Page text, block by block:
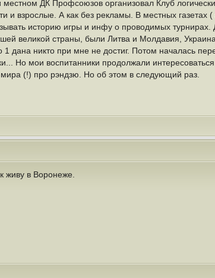
ДК Профсоюзов организовал Клуб
взрослые. А как без рекламы. В местных газетах
историю игры и инфу о проводимых турнирах.
великой страны, были Литва и Молдавия,
дана никто при мне не достиг. Потом началась
Но мои воспитанники продолжали
(!) про рэндзю. Но об этом в следующий раз.
живу в Воронеже.